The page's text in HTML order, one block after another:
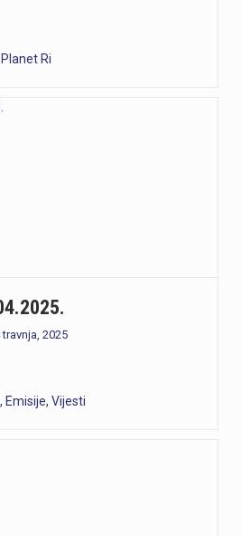
Planet Ri
travnja, 2025
, Emisije, Vijesti